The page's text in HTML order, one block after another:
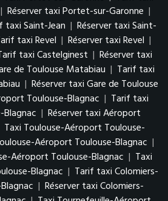
| Réserver taxi Portet-sur-Garonne |
taxi Saint-Jean | Réserver taxi Saint-
taxi Revel | Réserver taxi Revel |
taxi Castelginest | Réserver taxi
de Toulouse Matabiau | Tarif taxi
| Réserver taxi Gare de Toulouse
Toulouse-Blagnac | Tarif taxi
| Réserver taxi Aéroport
Taxi Toulouse-Aéroport Toulouse-
Aéroport Toulouse-Blagnac |
Aéroport Toulouse-Blagnac | Taxi
Blagnac | Tarif taxi Colomiers-
| Réserver taxi Colomiers-